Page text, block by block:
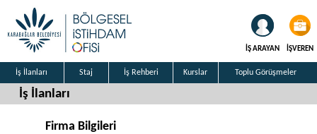
İŞ ARAYAN İŞVEREN
İş İlanları Staj İş Rehberi Kurslar Toplu Görüşmeler
İş İlanları
Firma Bilgileri